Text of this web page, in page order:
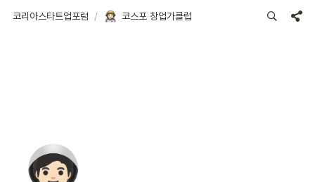
코리아스타트업포럼 / 코스포 창업가클럽